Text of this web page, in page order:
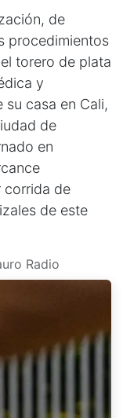
de
procedimientos
torero de plata
y
su casa en Cali,
de
en
corrida de
de este
Radio